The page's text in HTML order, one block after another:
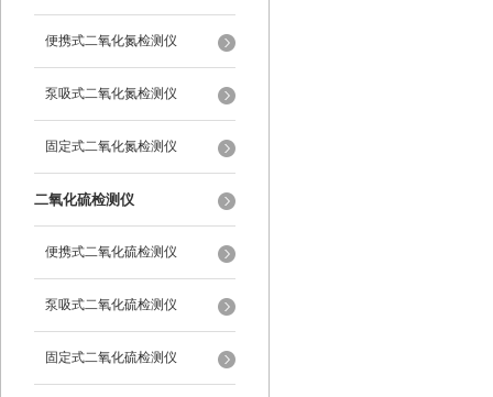
便携式二氧化氮检测仪
泵吸式二氧化氮检测仪
固定式二氧化氮检测仪
二氧化硫检测仪
便携式二氧化硫检测仪
泵吸式二氧化硫检测仪
固定式二氧化硫检测仪